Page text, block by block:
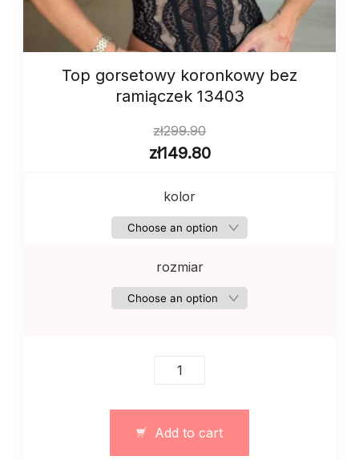
Top gorsetowy koronkowy bez
ramiączek 13403
zł299.90
zł149.80
kolor
rozmiar
ramiączek
Add to cart